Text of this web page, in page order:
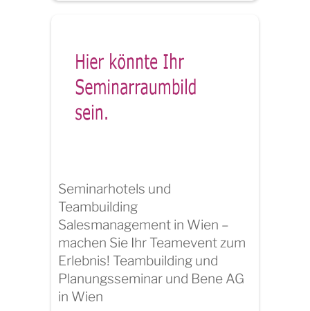
Seminarhotels und
Teambuilding
Salesmanagement in Wien –
machen Sie Ihr Teamevent zum
Erlebnis! Teambuilding und
Planungsseminar und Bene AG
in Wien